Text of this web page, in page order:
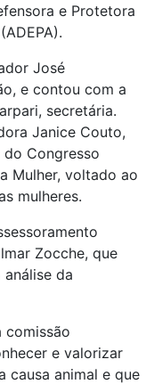
e Protetora
José
e contou com a
secretária.
Janice Couto,
Congresso
Mulher, voltado ao
mulheres.
Zocche, que
da
comissão
e valorizar
causa animal e que